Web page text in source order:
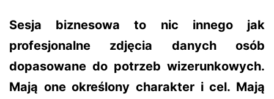
Sesja biznesowa to nic innego jak
profesjonalne zdjęcia danych osób
dopasowane do potrzeb wizerunkowych.
Mają one określony charakter i cel. Mają